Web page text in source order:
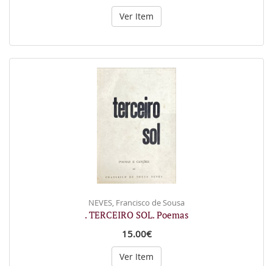
Ver Item
NEVES, Francisco de Sousa
. TERCEIRO SOL. Poemas
15.00€
Ver Item